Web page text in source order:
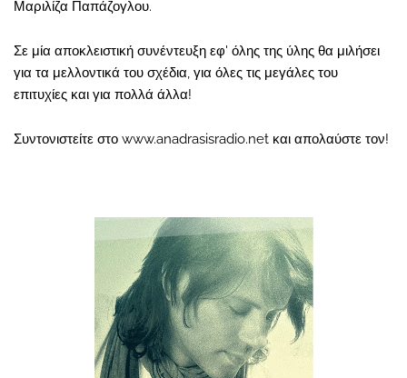
Μαριλίζα Παπάζογλου.
Σε μία αποκλειστική συνέντευξη εφ' όλης της ύλης θα μιλήσει
για τα μελλοντικά του σχέδια, για όλες τις μεγάλες του
επιτυχίες και για πολλά άλλα!
Συντονιστείτε στο www.anadrasisradio.net και απολαύστε τον!